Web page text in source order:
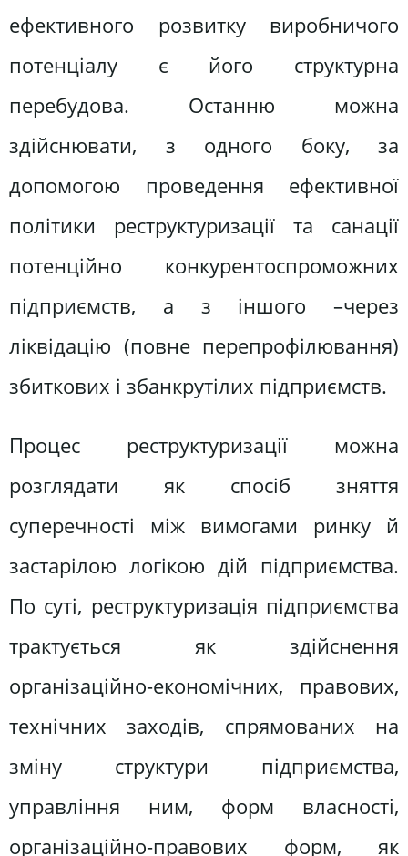
ефективного розвитку виробничого
потенціалу є його структурна
перебудова. Останню можна
здійснювати, з одного боку, за
допомогою проведення ефективної
політики реструктуризації та санації
потенційно конкурентоспроможних
підприємств, а з іншого –через
ліквідацію (повне перепрофілювання)
збиткових і збанкрутілих підприємств.
Процес реструктуризації можна
розглядати як спосіб зняття
суперечності між вимогами ринку й
застарілою логікою дій підприємства.
По суті, реструктуризація підприємства
трактується як здійснення
організаційно-економічних, правових,
технічних заходів, спрямованих на
зміну структури підприємства,
управління ним, форм власності,
організаційно-правових форм, як